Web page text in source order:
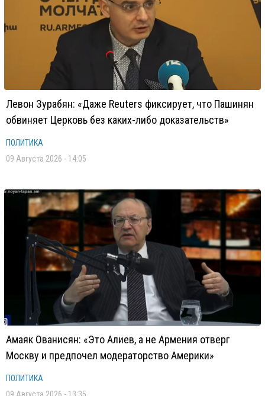
Левон Зурабян: «Даже Reuters фиксирует, что Пашинян
обвиняет Церковь без каких-либо доказательств»
ПОЛИТИКА
09 Августа 2026 - 14:05
Амаяк Ованисян: «Это Алиев, а не Армения отверг
Москву и предпочел модераторство Америки»
ПОЛИТИКА